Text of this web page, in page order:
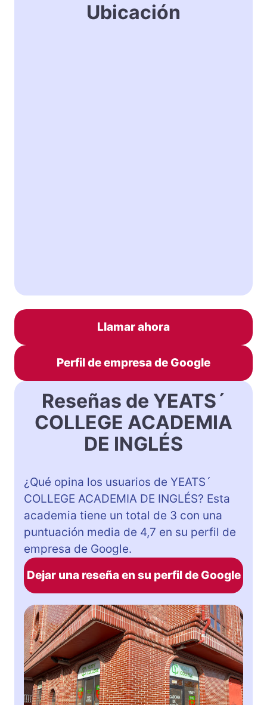
Ubicación
Llamar ahora
Perfil de empresa de Google
Reseñas de YEATS´
COLLEGE ACADEMIA
DE INGLÉS
¿Qué opina los usuarios de YEATS´
COLLEGE ACADEMIA DE INGLÉS? Esta
academia tiene un total de 3 con una
puntuación media de 4,7 en su perfil de
empresa de Google.
Dejar una reseña en su perfil de Google